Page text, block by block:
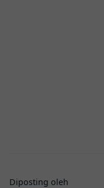
Diposting oleh